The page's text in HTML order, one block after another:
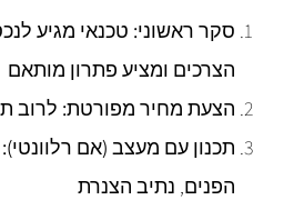
סקר ראשוני: טכנאי מגיע
הצרכים ומציע פתרון מותאם
הצעת מחיר מפורטת: לרוב תוך 2-5 ימים
תכנון עם מעצב (אם רלוונטי):
הפנים, נתיב הצנרת